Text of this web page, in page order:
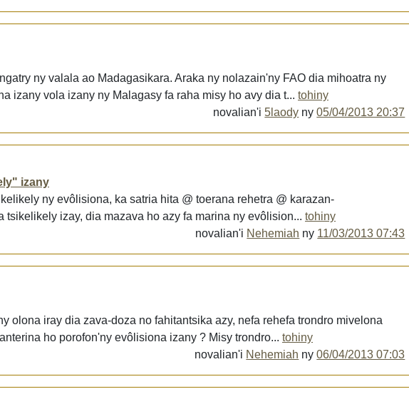
ny valala ao Madagasikara. Araka ny nolazain'ny FAO dia mihoatra ny
izany vola izany ny Malagasy fa raha misy ho avy dia t... tohiny
novalian'i 5laody ny05/04/2013 20:37
izany
ny evôlisiona, ka satria hita @ toerana rehetra @ karazan-
tsikelikely izay, dia mazava ho azy fa marina ny evôlision... tohiny
novalian'i Nehemiah ny 11/03/2013 07:43
olona iray dia zava-doza no fahitantsika azy, nefa rehefa trondro mivelona
ho porofon'ny evôlisiona izany ? Misy trondro... tohiny
novalian'i Nehemiah ny06/04/2013 07:03